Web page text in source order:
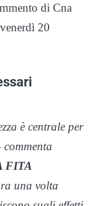
di Cna
20
è centrale per
commenta
FITA
una volta